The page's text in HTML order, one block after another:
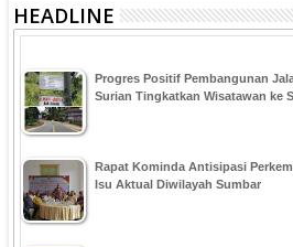
HEADLINE
Progres Positif Pembangunan
Surian Tingkatkan Wisatawan ke
Rapat Kominda Antisipasi
Isu Aktual Diwilayah Sumbar